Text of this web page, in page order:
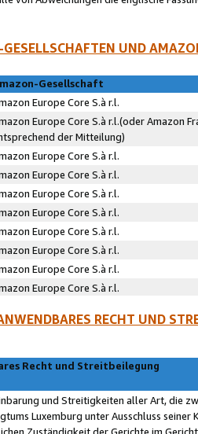
UND
Gesellschaft
Europe Core S.à r.l.
Europe Core S.à r.l.(oder Amazon
der Mitteilung)
Europe Core S.à r.l.
Europe Core S.à r.l.
Europe Core S.à r.l.
Europe Core S.à r.l.
Europe Core S.à r.l.
Europe Core S.à r.l.
Europe Core S.à r.l.
Europe Core S.à r.l.
RECHT UND
Recht und Streitbeilegung
und Streitigkeiten aller Art, die
Luxemburg unter Ausschluss